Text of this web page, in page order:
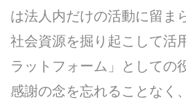
は法人内だけの活動に留ま
社会資源を掘り起こして活
ラットフォーム」としての
感謝の念を忘れることなく